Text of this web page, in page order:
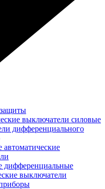
выключатели силовые
дифференциального
дифференциальные
выключатели